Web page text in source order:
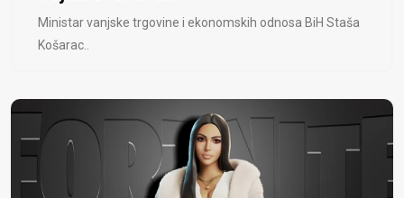
Ministar vanjske trgovine i ekonomskih odnosa BiH Staša
Košarac..